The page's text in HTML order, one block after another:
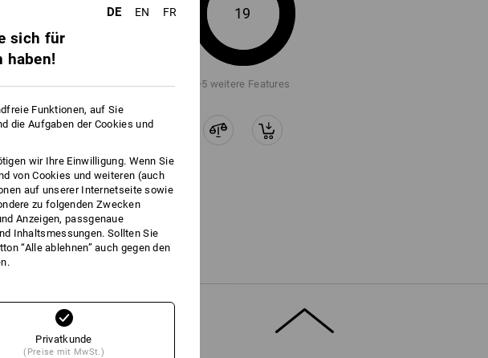
die Feuchtigkeit. Funktionssocken hingegen transportieren die
vom Fuß weg nach außen. Dort greift im nächsten Schritt die
Schuh-Membran, die die Feuchtigkeit aus dem Schuh raus
Das Prinzip atmungsaktiver Schuhe wirkt also nur mit
Socken. Nur die Kombination aus Funktionssocken und
Schuhen leitet Schweiß wirkungsvoll nach außen. So kann das
auf den Button "Datenblatt" für weitere Informationen.
Datenblatt
+7 weitere Features
19
+5 weitere Features
DE EN FR
sich für
haben!
Funktionen, auf Sie
die Aufgaben der Cookies und
wir Ihre Einwilligung. Wenn Sie
von Cookies und weiteren (auch
auf unserer Internetseite sowie
zu folgenden Zwecken
Anzeigen, passgenaue
Inhaltsmessungen. Sollten Sie
“Alle ablehnen” auch gegen den
Privatkunde
(Preise mit MwSt.)